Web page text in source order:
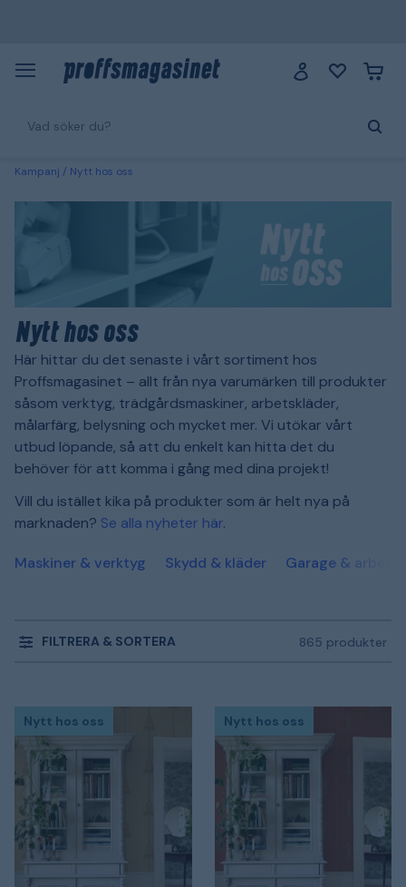
Kampanj Nytt hos oss
Nytt hos oss
Här hittar du det senaste i vårt sortiment hos
Proffsmagasinet – allt från nya varumärken till produkter
såsom verktyg, trädgårdsmaskiner, arbetskläder,
målarfärg, belysning och mycket mer. Vi utökar vårt
utbud löpande, så att du enkelt kan hitta det du
behöver för att komma i gång med dina projekt!
Vill du istället kika på produkter som är helt nya på
marknaden? Se alla nyheter här.
Maskiner & verktyg Skydd & kläder Garage &
FILTRERA & SORTERA 865 produkter
Nytt hos oss Nytt hos oss